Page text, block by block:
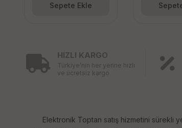
Sepete Ekle
HIZLI KARGO
Türkiye’nin her yerine hızlı
ve ücretsiz kargo
Elektronik Toptan satış hizmetini sürekli